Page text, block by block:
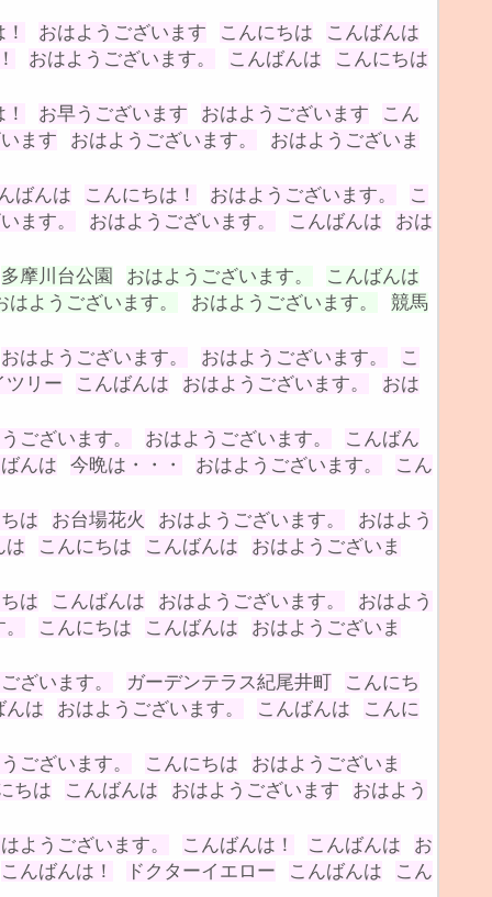
おはようございます こんにちは
こんばんは
おはようございます。 こんばんは
こんにちは
お早うございます おはようございます
こん
ます おはようございます。
おはようございま
ばんは こんにちは！ おはようございます。
こ
ます。 おはようございます。 こんばんは
おは
多摩川台公園 おはようございます。
こんばんは
はようございます。 おはようございます。
競馬
おはようございます。 おはようございます。
こ
ツリー こんばんは おはようございます。
おは
ございます。 おはようございます。
こんばん
んは 今晩は・・・ おはようございます。
こん
は お台場花火 おはようございます。
おはよう
は こんにちは こんばんは
おはようございま
は こんばんは おはようございます。
おはよう
こんにちは こんばんは
おはようございま
ざいます。 ガーデンテラス紀尾井町
こんにち
んは おはようございます。 こんばんは
こんに
ございます。 こんにちは
おはようございま
ちは こんばんは おはようございます
おはよう
ようございます。 こんばんは！ こんばんは
お
こんばんは！ ドクターイエロー こんばんは
こん